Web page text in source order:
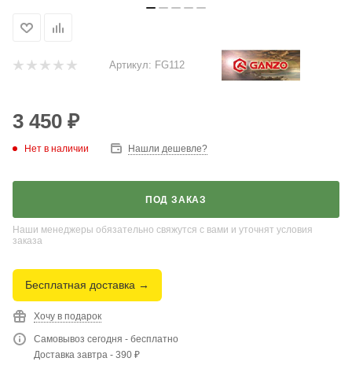
Артикул: FG112
3 450 ₽
Нет в наличии Нашли дешевле?
ПОД ЗАКАЗ
Наши менеджеры обязательно свяжутся с вами и уточнят условия
заказа
Бесплатная доставка →
Хочу в подарок
Самовывоз сегодня - бесплатно
Доставка завтра - 390 ₽